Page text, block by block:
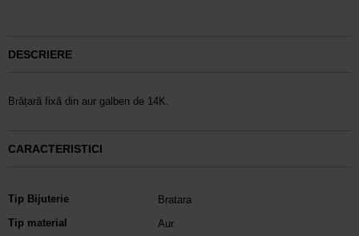
DESCRIERE
Brățară fixă din aur galben de 14K.
CARACTERISTICI
Tip Bijuterie
Bratara
Tip material
Aur